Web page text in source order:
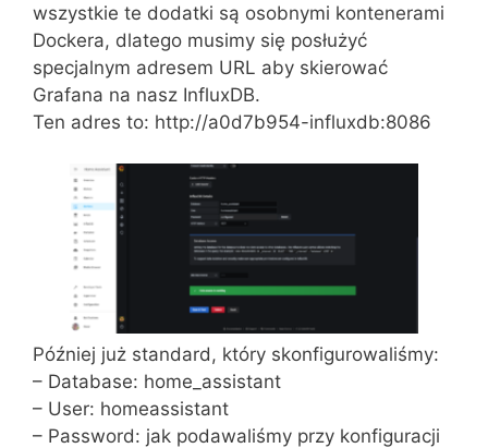
wszystkie te dodatki są osobnymi kontenerami
Dockera, dlatego musimy się posłużyć
specjalnym adresem URL aby skierować
Grafana na nasz InfluxDB.
Ten adres to: http://a0d7b954-influxdb:8086
Później już standard, który skonfigurowaliśmy:
– Database: home_assistant
– User: homeassistant
– Password: jak podawaliśmy przy konfiguracji